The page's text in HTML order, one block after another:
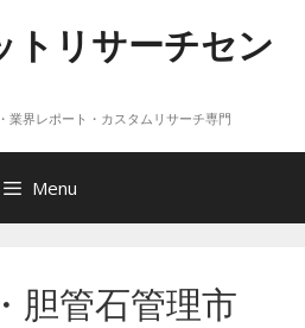
トリサーチセン
業界レポート・カスタムリサーチ専門
Menu
胆管石管理市